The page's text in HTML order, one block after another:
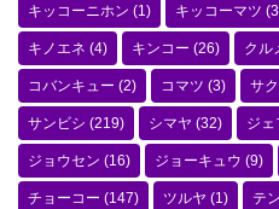
キッコーニホン (1) キッコーマツ
キノエネ (4) キンコー (26) クル
コバンキュー (2) コマツ (3) サ
サンビシ (219) シマヤ (32) ジェ
ジョウセン (16) ジョーキュウ (9)
チョーコー (147) ツルヤ (1) テ